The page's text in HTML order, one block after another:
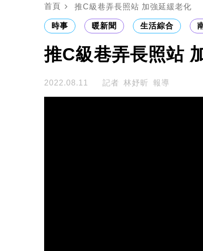
首頁 推C級巷弄長照站 加強延緩老化
時事 暖新聞 生活綜合
推C級巷弄長照站
2022.08.11 記者 林妤昕 報導